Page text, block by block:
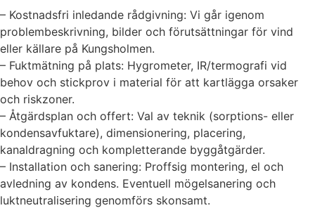
– Kostnadsfri inledande rådgivning: Vi går igenom
problembeskrivning, bilder och förutsättningar för vind
eller källare på Kungsholmen.
– Fuktmätning på plats: Hygrometer, IR/termografi vid
behov och stickprov i material för att kartlägga orsaker
och riskzoner.
– Åtgärdsplan och offert: Val av teknik (sorptions- eller
kondensavfuktare), dimensionering, placering,
kanaldragning och kompletterande byggåtgärder.
– Installation och sanering: Proffsig montering, el och
avledning av kondens. Eventuell mögelsanering och
luktneutralisering genomförs skonsamt.